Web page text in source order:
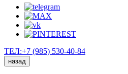
ТЕЛ:+7 (985) 530-40-84
назад